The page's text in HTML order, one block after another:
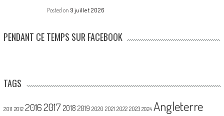
Posted on 9 juillet 2026
PENDANT CE TEMPS SUR FACEBOOK
TAGS
2011 2012 20162017 2018 2019 2020 2021 2022 2023 2024 Angleterre